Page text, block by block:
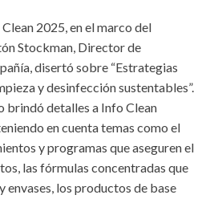
2025, en el marco del
Stockman, Director de
disertó sobre “Estrategias
y desinfección sustentables”.
brindó detalles a Info Clean
en cuenta temas como el
y programas que aseguren el
las fórmulas concentradas que
envases, los productos de base